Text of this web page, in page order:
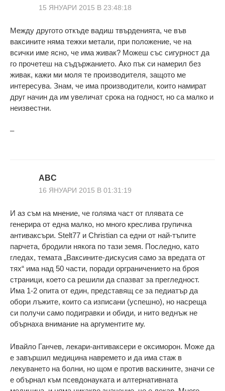
15 ЯНУАРИ 2015 В 23:48:18
Между другото откъде вадиш твърденията, че във
ваксините няма тежки метали, при положение, че на
всички име ясно, че има живак? Можеш със сигурност да
го прочетеш на съдържанието. Ако пък си намерил без
живак, кажи ми моля те производителя, защото ме
интересува. Знам, че има производители, които намират
друг начин да им увеличат срока на годност, но са малко и
неизвестни.
–
ABC
16 ЯНУАРИ 2015 В 01:31:19
И аз съм на мнение, че голяма част от плявата се
генерира от една малко, но много креслива групичка
антиваксъри. Stelt77 и Christian са едни от най-тъпите
парчета, бродили някога по тази земя. Последно, като
гледах, темата „Ваксините-дискусия само за вредата от
тях“ има над 50 части, поради орграничението на броя
страници, което са решили да спазват за прегледност.
Има 1-2 опита от един, представящ се за педиатър да
обори лъжите, които са изписани (успешно), но насреща
си получи само подигравки и обиди, и нито веднъж не
обърнаха внимание на аргументите му.
Ивайло Ганчев, лекари-антиваксери е оксиморон. Може да
е завършил медицина навремето и да има стаж в
лекуването на болни, но щом е против васкините, значи се
е обърнал към псевдонауката и алтернативната